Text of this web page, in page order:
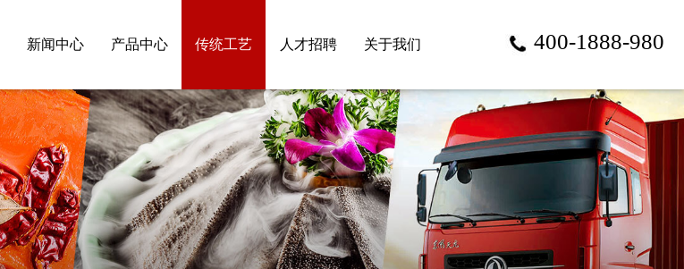
新闻中心 产品中心 传统工艺 人才招聘 关于我们 400-1888-980